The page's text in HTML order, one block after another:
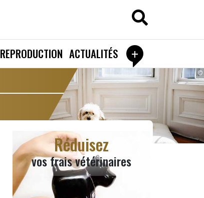
REPRODUCTION ACTUALITÉS +
©
Réduisez
vos frais vétérinaires